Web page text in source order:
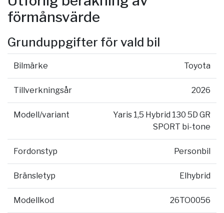
förmånsvärde
Grunduppgifter för vald bil
Bilmärke Toyota
Tillverkningsår 2026
Modell/variant
Yaris 1,5 Hybrid 130 5D GR
SPORT bi-tone
Fordonstyp Personbil
Bränsletyp Elhybrid
Modellkod 26TO0056